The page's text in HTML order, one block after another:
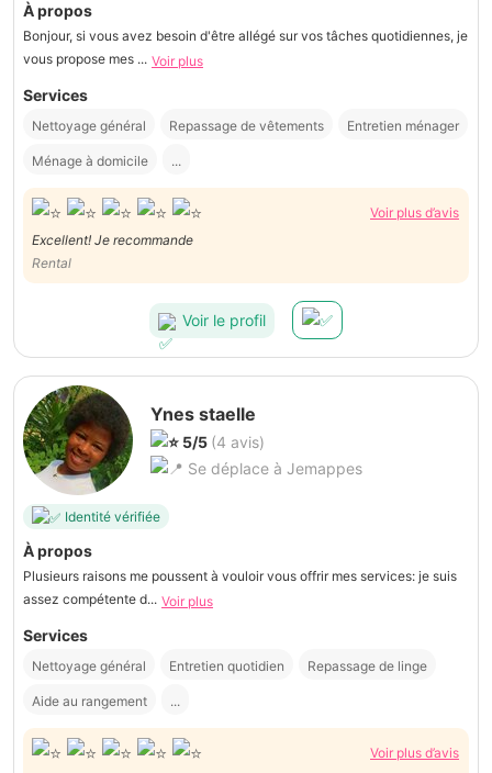
À propos
Bonjour, si vous avez besoin d'être allégé sur vos tâches quotidiennes, je
vous propose mes ... Voir plus
Services
Nettoyage général Repassage de vêtements Entretien ménager
Ménage à domicile ...
Voir plus d’avis
Excellent! Je recommande
Rental
Voir le profil
Ynes staelle
5/5 (4 avis)
Se déplace à Jemappes
Identité vérifiée
À propos
Plusieurs raisons me poussent à vouloir vous offrir mes services: je suis
assez compétente d... Voir plus
Services
Nettoyage général Entretien quotidien Repassage de linge
Aide au rangement ...
Voir plus d’avis